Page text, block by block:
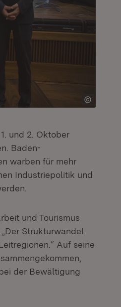
und 2. Oktober
Baden-
warben für mehr
Industriepolitik und
und Tourismus
Strukturwandel
Auf seine
der Bewältigung